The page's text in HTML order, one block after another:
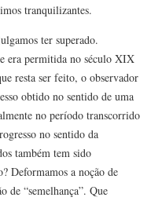
tranquilizantes.
ter superado.
era permitida no século XIX
resta ser feito, o observador
obtido no sentido de uma
no período transcorrido
no sentido da
também tem sido
Deformamos a noção de
de “semelhança”. Que